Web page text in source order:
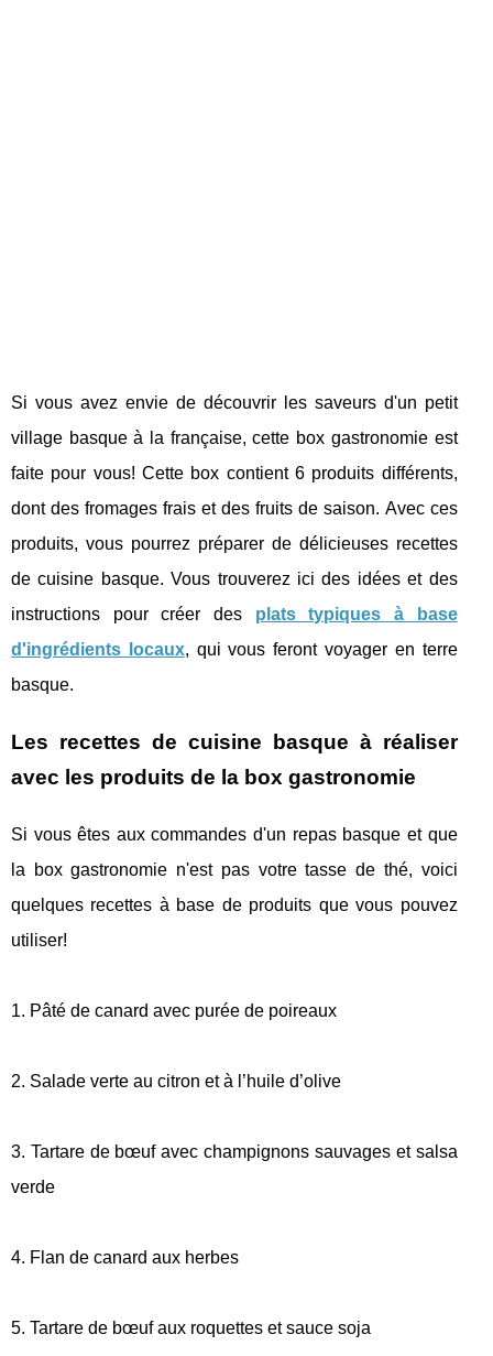
Si vous avez envie de découvrir les saveurs d'un petit
village basque à la française, cette box gastronomie est
faite pour vous! Cette box contient 6 produits différents,
dont des fromages frais et des fruits de saison. Avec ces
produits, vous pourrez préparer de délicieuses recettes
de cuisine basque. Vous trouverez ici des idées et des
instructions pour créer des plats typiques à base
d'ingrédients locaux, qui vous feront voyager en terre
basque.
Les recettes de cuisine basque à réaliser
avec les produits de la box gastronomie
Si vous êtes aux commandes d'un repas basque et que
la box gastronomie n'est pas votre tasse de thé, voici
quelques recettes à base de produits que vous pouvez
utiliser!
1. Pâté de canard avec purée de poireaux
2. Salade verte au citron et à l’huile d’olive
3. Tartare de bœuf avec champignons sauvages et salsa
verde
4. Flan de canard aux herbes
5. Tartare de bœuf aux roquettes et sauce soja